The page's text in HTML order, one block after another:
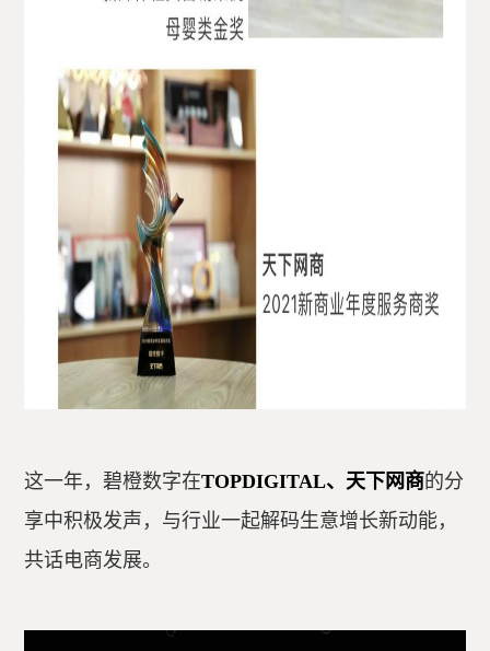
这一年，碧橙数字在TOPDIGITAL、天下网商的分
享中积极发声，与行业一起解码生意增长新动能，
共话电商发展。